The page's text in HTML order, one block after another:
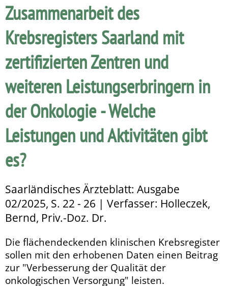
Zusammenarbeit des
Krebsregisters Saarland mit
zertifizierten Zentren und
weiteren Leistungserbringern in
der Onkologie - Welche
Leistungen und Aktivitäten gibt
es?
Saarländisches Ärzteblatt: Ausgabe
02/2025, S. 22 - 26 | Verfasser: Holleczek,
Bernd, Priv.-Doz. Dr.
Die flächendeckenden klinischen Krebsregister
sollen mit den erhobenen Daten einen Beitrag
zur "Verbesserung der Qualität der
onkologischen Versorgung" leisten.